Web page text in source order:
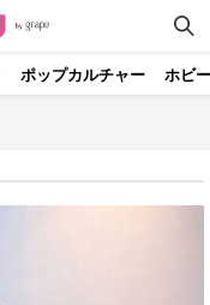
ポップカルチャー ホビー